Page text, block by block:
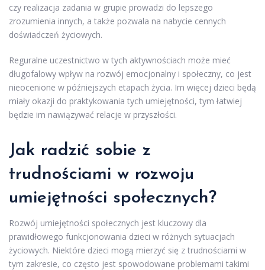
czy realizacja zadania w grupie prowadzi do lepszego
zrozumienia innych, a także pozwala na nabycie cennych
doświadczeń życiowych.
Reguralne uczestnictwo w tych aktywnościach może mieć
długofalowy wpływ na rozwój emocjonalny i społeczny, co jest
nieocenione w późniejszych etapach życia. Im więcej dzieci będą
miały okazji do praktykowania tych umiejętności, tym łatwiej
będzie im nawiązywać relacje w przyszłości.
Jak radzić sobie z
trudnościami w rozwoju
umiejętności społecznych?
Rozwój umiejętności społecznych jest kluczowy dla
prawidłowego funkcjonowania dzieci w różnych sytuacjach
życiowych. Niektóre dzieci mogą mierzyć się z trudnościami w
tym zakresie, co często jest spowodowane problemami takimi